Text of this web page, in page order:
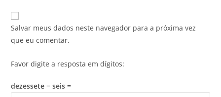
Salvar meus dados neste navegador para a próxima vez
que eu comentar.
Favor digite a resposta em dígitos:
dezessete − seis =